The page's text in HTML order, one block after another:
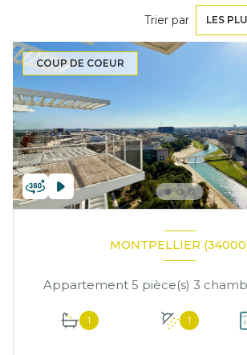
Trier par LES
COUP DE COEUR
MONTPELLIER
1 1